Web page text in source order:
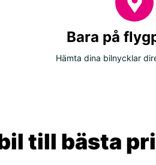
Bara på
Hämta dina bilnycklar
till bästa